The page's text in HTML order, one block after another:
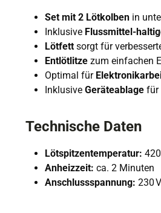
Set mit 2 Lötkolben in
Inklusive Flussmittel-
Lötfettsorgt für
Entlötlitze zum einfachen
Optimal für
Inklusive Geräteablage für
Technische Daten
Lötspitzentemperatur:
Anheizzeit: ca. 2 Minuten
Anschlussspannung: 230 V